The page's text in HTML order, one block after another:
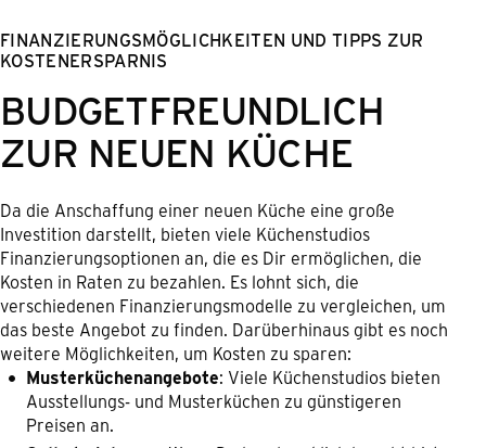
FINANZIERUNGSMÖGLICHKEITEN UND TIPPS ZUR
KOSTENERSPARNIS
BUDGETFREUNDLICH
ZUR NEUEN KÜCHE
Da die Anschaffung einer neuen Küche eine große
Investition darstellt, bieten viele Küchenstudios
Finanzierungsoptionen an, die es Dir ermöglichen, die
Kosten in Raten zu bezahlen. Es lohnt sich, die
verschiedenen Finanzierungsmodelle zu vergleichen, um
das beste Angebot zu finden. Darüberhinaus gibt es noch
weitere Möglichkeiten, um Kosten zu sparen:
Musterküchenangebote: Viele Küchenstudios bieten
Ausstellungs- und Musterküchen zu günstigeren
Preisen an.